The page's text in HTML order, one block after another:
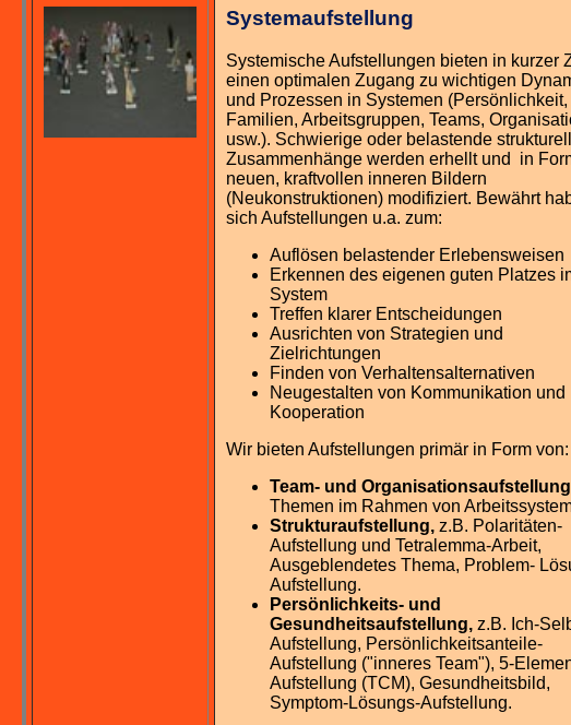
Systemaufstellung
Systemische Aufstellungen bieten in kurzer
einen optimalen Zugang zu wichtigen
und Prozessen in Systemen (Persönlichkeit,
Familien, Arbeitsgruppen, Teams,
usw.). Schwierige oder belastende
Zusammenhänge werden erhellt und in
neuen, kraftvollen inneren Bildern
(Neukonstruktionen) modifiziert. Bewährt
sich Aufstellungen u.a. zum:
Auflösen belastender Erlebensweisen
Erkennen des eigenen guten Platzes
System
Treffen klarer Entscheidungen
Ausrichten von Strategien und
Zielrichtungen
Finden von Verhaltensalternativen
Neugestalten von Kommunikation und
Kooperation
Wir bieten Aufstellungen primär in Form von:
Team- und
Themen im Rahmen von
Strukturaufstellung, z.B. Polaritäten-
Aufstellung und Tetralemma-Arbeit,
Ausgeblendetes Thema, Problem-
Aufstellung.
Persönlichkeits- und
Gesundheitsaufstellung, z.B. Ich-
Aufstellung, Persönlichkeitsanteile-
Aufstellung ("inneres Team"), 5-
Aufstellung (TCM), Gesundheitsbild,
Symptom-Lösungs-Aufstellung.